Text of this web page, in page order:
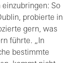
So
probierte in
gern, was
führte. „In
bestimmte